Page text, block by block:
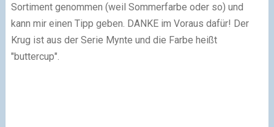
Sortiment genommen (weil Sommerfarbe oder so) und
kann mir einen Tipp geben. DANKE im Voraus dafür! Der
Krug ist aus der Serie Mynte und die Farbe heißt
"buttercup".